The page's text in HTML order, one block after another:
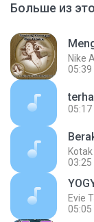
Больше из
Nike
05:39
05:17
03:25
Evie
05:05